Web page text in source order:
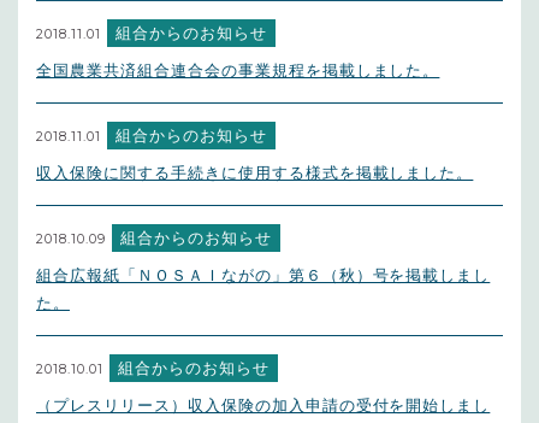
2018.11.01 組合からのお知らせ
全国農業共済組合連合会の事業規程を掲載しました。
2018.11.01 組合からのお知らせ
収入保険に関する手続きに使用する様式を掲載しました。
2018.10.09 組合からのお知らせ
組合広報紙「ＮＯＳＡＩながの」第６（秋）号を掲載しまし
た。
2018.10.01 組合からのお知らせ
（プレスリリース）収入保険の加入申請の受付を開始しまし